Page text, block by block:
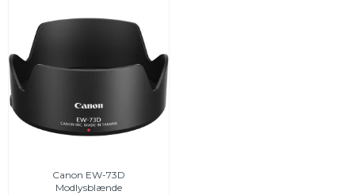
Canon EW-73D
Modlysblænde